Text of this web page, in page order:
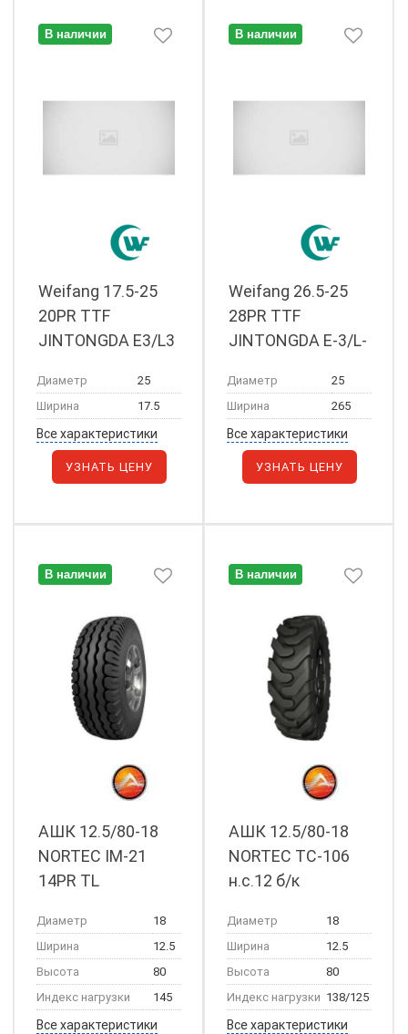
В наличии
Weifang 17.5-25
20PR TTF
JINTONGDA E3/L3
Диаметр
25
Ширина
17.5
Все характеристики
УЗНАТЬ ЦЕНУ
В наличии
Weifang 26.5-25
28PR TTF
JINTONGDA E-3/L-
Диаметр
25
Ширина
265
Все характеристики
УЗНАТЬ ЦЕНУ
В наличии
АШК 12.5/80-18
NORTEC IM-21
14PR TL
Диаметр
18
Ширина
12.5
Высота
80
Индекс нагрузки
145
Все характеристики
В наличии
АШК 12.5/80-18
NORTEC TС-106
н.с.12 б/к
Диаметр
18
Ширина
12.5
Высота
80
Индекс нагрузки 138/125
Все характеристики